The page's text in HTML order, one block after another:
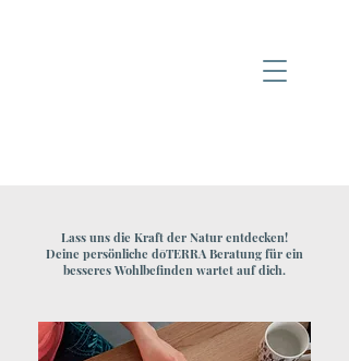
Lass uns die Kraft der Natur entdecken!
Deine persönliche dōTERRA Beratung für ein
besseres Wohlbefinden wartet auf dich.